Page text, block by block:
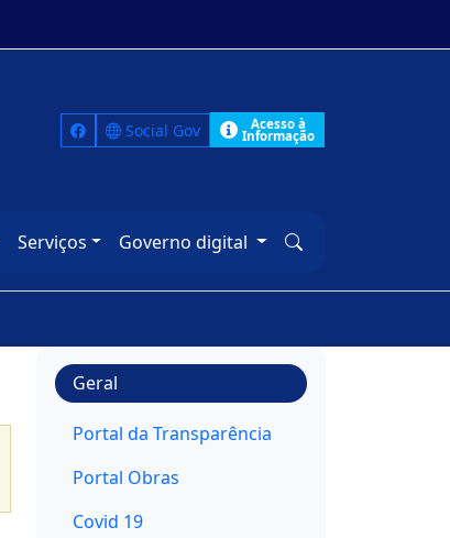
Social Gov Acesso à
Informação
Serviços Governo digital
Geral
Portal da Transparência
Portal Obras
Covid 19